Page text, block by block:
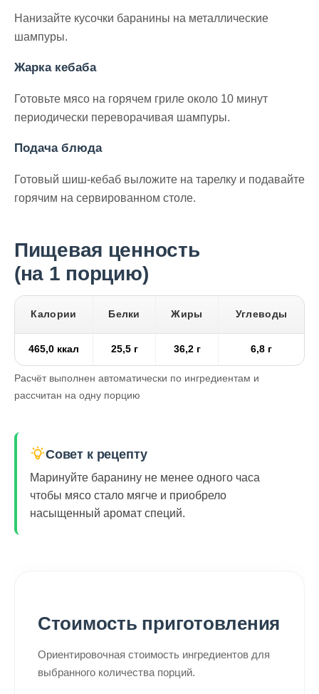
Нанизайте кусочки баранины на металлические
шампуры.
Жарка кебаба
Готовьте мясо на горячем гриле около 10 минут
периодически переворачивая шампуры.
Подача блюда
Готовый шиш-кебаб выложите на тарелку и подавайте
горячим на сервированном столе.
Пищевая ценность
(на 1 порцию)
Калории Белки Жиры Углеводы
465,0 ккал 25,5 г 36,2 г 6,8 г
Расчёт выполнен автоматически по ингредиентам и
рассчитан на одну порцию
Совет к рецепту
Маринуйте баранину не менее одного часа
чтобы мясо стало мягче и приобрело
насыщенный аромат специй.
Стоимость приготовления
Ориентировочная стоимость ингредиентов для
выбранного количества порций.